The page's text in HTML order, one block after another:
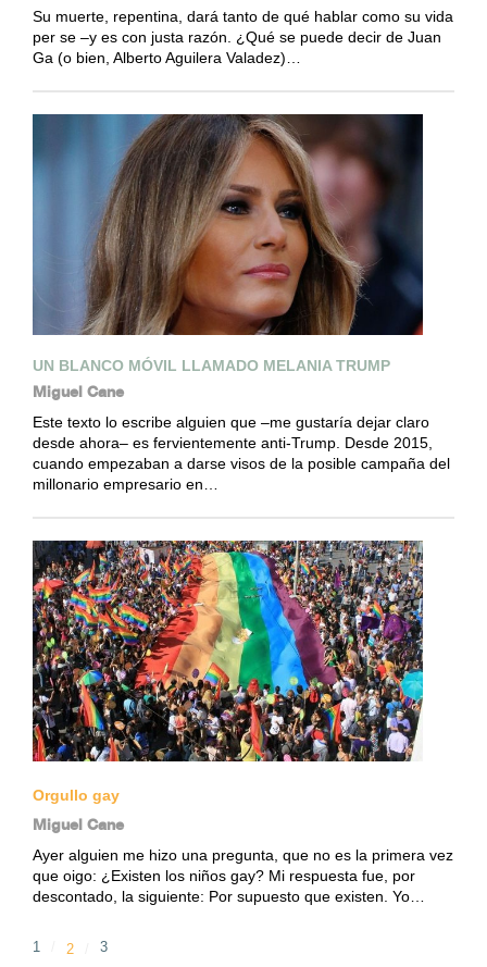
Su muerte, repentina, dará tanto de qué hablar como su vida
per se –y es con justa razón. ¿Qué se puede decir de Juan
Ga (o bien, Alberto Aguilera Valadez)…
UN BLANCO MÓVIL LLAMADO MELANIA TRUMP
Miguel Cane
Este texto lo escribe alguien que –me gustaría dejar claro
desde ahora– es fervientemente anti-Trump. Desde 2015,
cuando empezaban a darse visos de la posible campaña del
millonario empresario en…
Orgullo gay
Miguel Cane
Ayer alguien me hizo una pregunta, que no es la primera vez
que oigo: ¿Existen los niños gay? Mi respuesta fue, por
descontado, la siguiente: Por supuesto que existen. Yo…
1 2 3